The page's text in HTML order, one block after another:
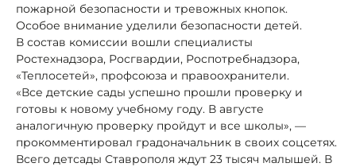
пожарной безопасности и тревожных кнопок.
Особое внимание уделили безопасности детей.
В состав комиссии вошли специалисты
Ростехнадзора, Росгвардии, Роспотребнадзора,
«Теплосетей», профсоюза и правоохранители.
«Все детские сады успешно прошли проверку и
готовы к новому учебному году. В августе
аналогичную проверку пройдут и все школы», —
прокомментировал градоначальник в своих соцсетях.
Всего детсады Ставрополя ждут 23 тысяч малышей. В